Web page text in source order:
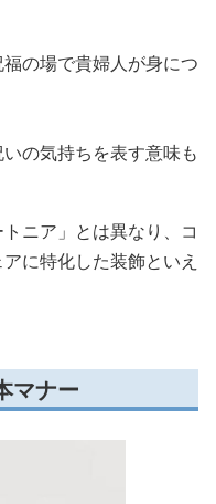
の場で貴婦人が身につ
の気持ちを表す意味も
ニア」とは異なり、コ
に特化した装飾といえ
マナー